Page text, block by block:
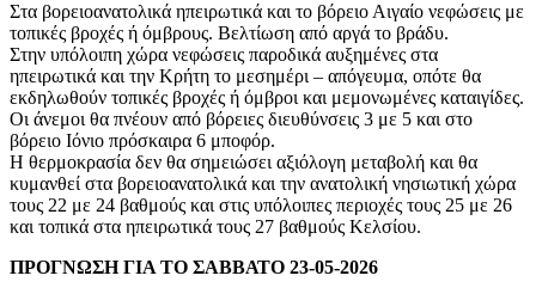
Στα βορειοανατολικά ηπειρωτικά και το βόρειο Αιγαίο νεφώσεις με
τοπικές βροχές ή όμβρους. Βελτίωση από αργά το βράδυ.
Στην υπόλοιπη χώρα νεφώσεις παροδικά αυξημένες στα
ηπειρωτικά και την Κρήτη το μεσημέρι – απόγευμα, οπότε θα
εκδηλωθούν τοπικές βροχές ή όμβροι και μεμονωμένες καταιγίδες.
Οι άνεμοι θα πνέουν από βόρειες διευθύνσεις 3 με 5 και στο
βόρειο Ιόνιο πρόσκαιρα 6 μποφόρ.
Η θερμοκρασία δεν θα σημειώσει αξιόλογη μεταβολή και θα
κυμανθεί στα βορειοανατολικά και την ανατολική νησιωτική χώρα
τους 22 με 24 βαθμούς και στις υπόλοιπες περιοχές τους 25 με 26
και τοπικά στα ηπειρωτικά τους 27 βαθμούς Κελσίου.
ΠΡΟΓΝΩΣΗ ΓΙΑ ΤΟ ΣΑΒΒΑΤΟ 23-05-2026